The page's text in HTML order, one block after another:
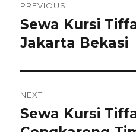
pos
PREVIOUS
Previous
post:
Sewa Kursi
Jakarta Bekasi
NEXT
Next
post:
Sewa Kursi